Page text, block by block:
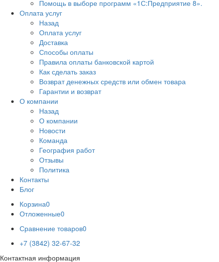
Помощь в выборе программ «1С:Предприятие 8».
Оплата услуг
Назад
Оплата услуг
Доставка
Способы оплаты
Правила оплаты банковской картой
Как сделать заказ
Возврат денежных средств или обмен товара
Гарантии и возврат
О компании
Назад
О компании
Новости
Команда
География работ
Отзывы
Политика
Контакты
Блог
Корзина0
Отложенные0
Сравнение товаров0
+7 (3842) 32-67-32
Контактная информация